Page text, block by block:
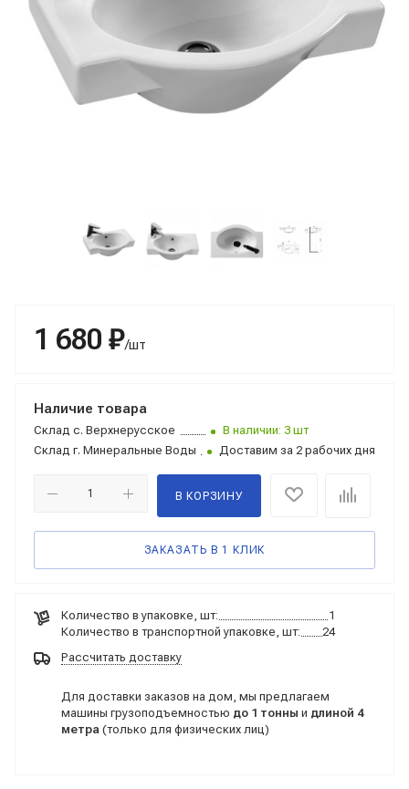
1 680 ₽/шт
Наличие товара
Склад с. Верхнерусское
В наличии: 3 шт
Склад г. Минеральные Воды Доставим за 2 рабочих дня
В КОРЗИНУ
ЗАКАЗАТЬ В 1 КЛИК
Количество в упаковке, шт:
1
Количество в транспортной упаковке, шт:
24
Рассчитать доставку
Для доставки заказов на дом, мы предлагаем
машины грузоподъемностью до 1 тонны и длиной 4
метра (только для физических лиц)